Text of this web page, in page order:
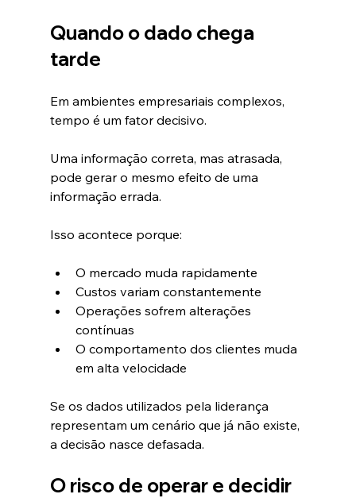
Quando o dado chega
tarde
Em ambientes empresariais complexos,
tempo é um fator decisivo.
Uma informação correta, mas atrasada,
pode gerar o mesmo efeito de uma
informação errada.
Isso acontece porque:
O mercado muda rapidamente
Custos variam constantemente
Operações sofrem alterações
contínuas
O comportamento dos clientes muda
em alta velocidade
Se os dados utilizados pela liderança
representam um cenário que já não existe,
a decisão nasce defasada.
O risco de operar e decidir